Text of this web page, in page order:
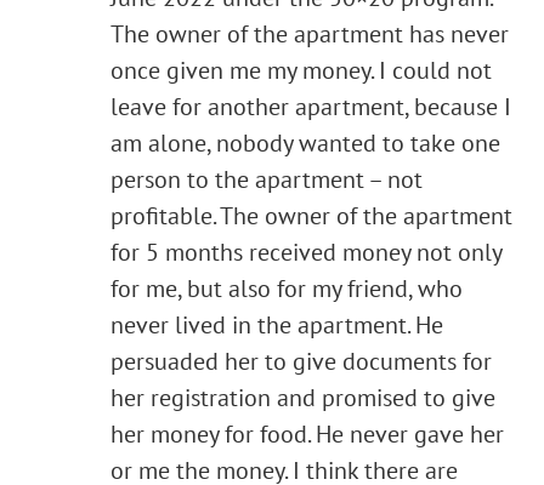
The owner of the apartment has never
once given me my money. I could not
leave for another apartment, because I
am alone, nobody wanted to take one
person to the apartment – not
profitable. The owner of the apartment
for 5 months received money not only
for me, but also for my friend, who
never lived in the apartment. He
persuaded her to give documents for
her registration and promised to give
her money for food. He never gave her
or me the money. I think there are